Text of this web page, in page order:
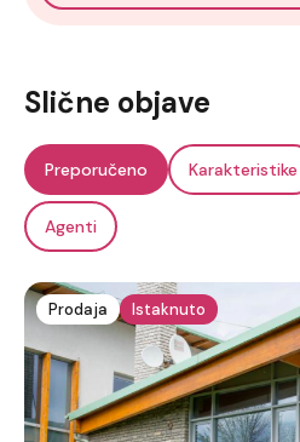
Slične objave
Preporučeno Karakteristike
Agenti
Prodaja Istaknuto